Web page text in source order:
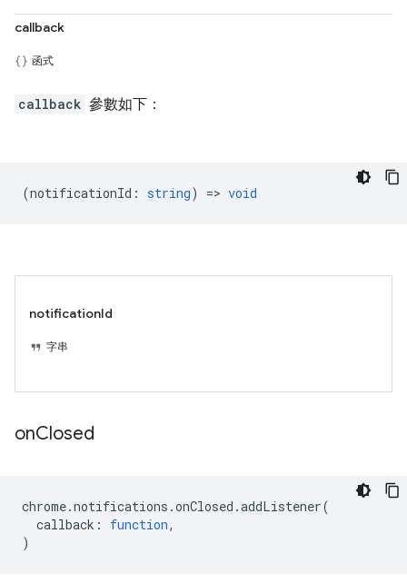
callback
函式
callback 參數如下：
(notificationId : string) => void
notificationId
字串
onClosed
chrome.notifications .onClosed .addListener(
callback : function,
)